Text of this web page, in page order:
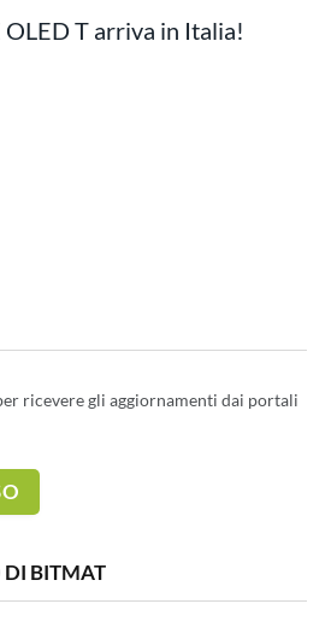
OLED T arriva in Italia!
ricevere gli aggiornamenti dai portali
DI BITMAT